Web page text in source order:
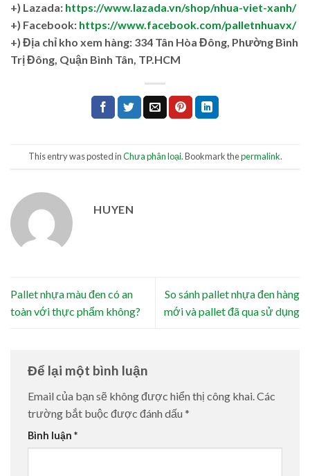
+) Lazada: https://www.lazada.vn/shop/nhua-viet-xanh/
+) Facebook: https://www.facebook.com/palletnhuavx/
+) Địa chỉ kho xem hàng: 334 Tân Hòa Đông, Phường Bình
Trị Đông, Quận Bình Tân, TP.HCM
This entry was posted inChưa phân loại. Bookmark thepermalink.
HUYEN
Pallet nhựa màu đen có an
toàn với thực phẩm không?
So sánh pallet nhựa đen hàng
mới và pallet đã qua sử dụng
Để lại một bình luận
Email của bạn sẽ không được hiển thị công khai.Các
trường bắt buộc được đánh dấu *
Bình luận *